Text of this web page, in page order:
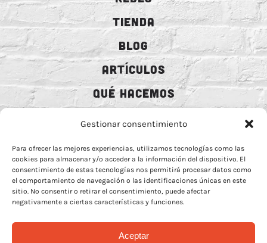
Gestionar consentimiento
Para ofrecer las mejores experiencias, utilizamos tecnologías como las
cookies para almacenar y/o acceder a la información del dispositivo. El
consentimiento de estas tecnologías nos permitirá procesar datos como
el comportamiento de navegación o las identificaciones únicas en este
sitio. No consentir o retirar el consentimiento, puede afectar
negativamente a ciertas características y funciones.
Aceptar
TIENDA
BLOG
ARTÍCULOS
QUÉ HACEMOS
MECENAZGO
CONTACTO
BIO